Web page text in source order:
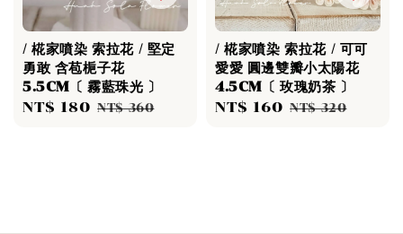
/ 椛家噴染 索拉花 / 堅定
勇敢 含苞梔子花
5.5CM〔 霧藍珠光 〕
Sale
NT$ 180 Regular
NT$ 360
/ 椛家噴染 索拉花 / 可可
愛愛 圓邊雙瓣小太陽花
4.5CM〔 玫瑰奶茶 〕
Sale
NT$ 160 Regular
NT$ 320